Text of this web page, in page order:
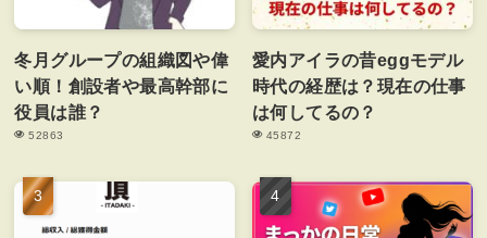
冬月グループの組織図や偉
い順！創設者や最高幹部に
役員は誰？
52863
愛内アイラの昔eggモデル
時代の経歴は？現在の仕事
は何してるの？
45872